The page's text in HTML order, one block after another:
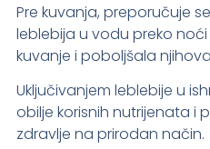
Pre kuvanja, preporučuje
leblebija u vodu preko
kuvanje i poboljšala
Uključivanjem leblebije u
obilje korisnih nutrijenata i
zdravlje na prirodan način.